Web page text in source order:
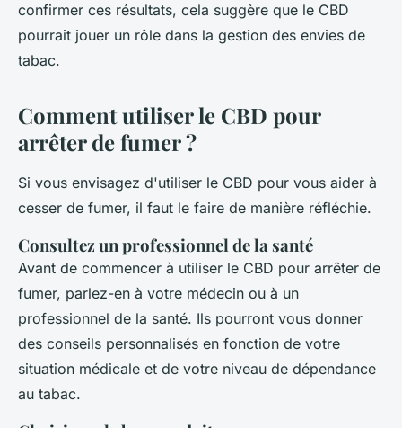
confirmer ces résultats, cela suggère que le CBD
pourrait jouer un rôle dans la gestion des envies de
tabac.
Comment utiliser le CBD pour
arrêter de fumer ?
Si vous envisagez d'utiliser le CBD pour vous aider à
cesser de fumer, il faut le faire de manière réfléchie.
Consultez un professionnel de la santé
Avant de commencer à utiliser le CBD pour arrêter de
fumer, parlez-en à votre médecin ou à un
professionnel de la santé. Ils pourront vous donner
des conseils personnalisés en fonction de votre
situation médicale et de votre niveau de dépendance
au tabac.